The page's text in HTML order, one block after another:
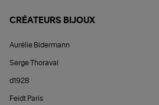
CRÉATEURS BIJOUX
Aurélie Bidermann
Serge Thoraval
d1928
Feidt Paris